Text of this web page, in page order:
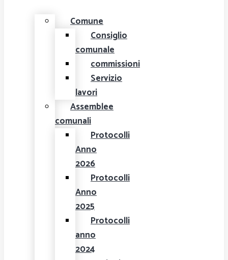
Comune
Consiglio
comunale
commissioni
Servizio
lavori
Assemblee
comunali
Protocolli
Anno
2026
Protocolli
Anno
2025
Protocolli
anno
2024